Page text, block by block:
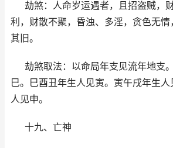
劫煞：人命岁运遇者，且招盗贼，
利，财散不聚，昏浊、多淫，贪色无
其旧。
劫煞取法：以命局年支见流年地支
巳。巳酉丑年生人见寅。寅午戌年生
人见申。
十九、亡神